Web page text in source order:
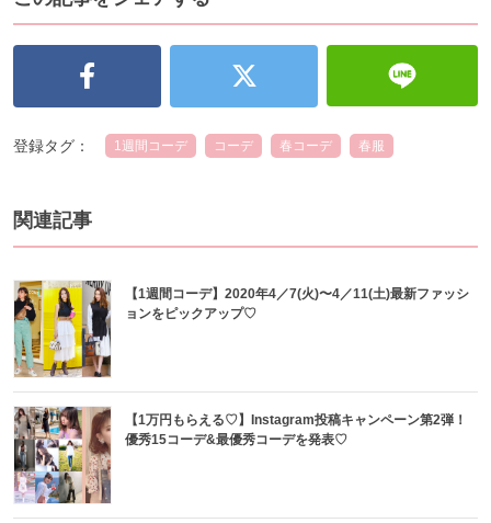
登録タグ： 1週間コーデ コーデ 春コーデ 春服
関連記事
【1週間コーデ】2020年4／7(火)〜4／11(土)最新ファッシ
ョンをピックアップ♡
【1万円もらえる♡】Instagram投稿キャンペーン第2弾！
優秀15コーデ&最優秀コーデを発表♡